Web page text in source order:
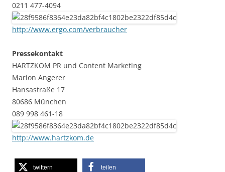
0211 477-4094
http://www.ergo.com/verbraucher
Pressekontakt
HARTZKOM PR und Content Marketing
Marion Angerer
Hansastraße 17
80686 München
089 998 461-18
http://www.hartzkom.de
twittern teilen